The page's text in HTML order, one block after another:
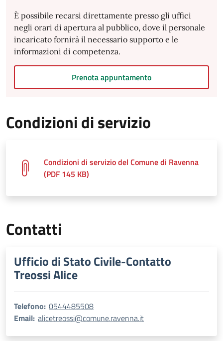
È possibile recarsi direttamente presso gli uffici
negli orari di apertura al pubblico, dove il personale
incaricato fornirà il necessario supporto e le
informazioni di competenza.
Prenota appuntamento
Condizioni di servizio
Condizioni di servizio del Comune di Ravenna
(PDF 145 KB)
Contatti
Ufficio di Stato Civile-Contatto
Treossi Alice
Telefono: 0544485508
Email: alicetreossi@comune.ravenna.it